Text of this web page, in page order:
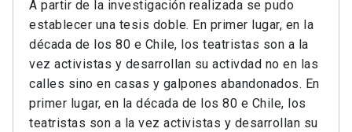
A partir de la investigación realizada se pudo
establecer una tesis doble. En primer lugar, en la
década de los 80 e Chile, los teatristas son a la
vez activistas y desarrollan su activdad no en las
calles sino en casas y galpones abandonados. En
primer lugar, en la década de los 80 e Chile, los
teatristas son a la vez activistas y desarrollan su